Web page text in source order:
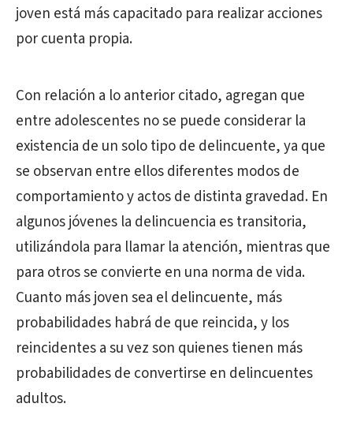
joven está más capacitado para realizar acciones
por cuenta propia.
Con relación a lo anterior citado, agregan que
entre adolescentes no se puede considerar la
existencia de un solo tipo de delincuente, ya que
se observan entre ellos diferentes modos de
comportamiento y actos de distinta gravedad. En
algunos jóvenes la delincuencia es transitoria,
utilizándola para llamar la atención, mientras que
para otros se convierte en una norma de vida.
Cuanto más joven sea el delincuente, más
probabilidades habrá de que reincida, y los
reincidentes a su vez son quienes tienen más
probabilidades de convertirse en delincuentes
adultos.